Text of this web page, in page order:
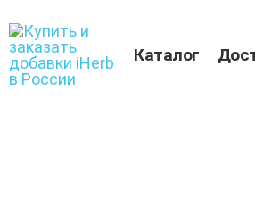
содержимому
Каталог